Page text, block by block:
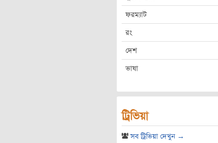
ফরম্যাট
রং
দেশ
ভাষা
ট্রিভিয়া
সব ট্রিভিয়া দেখুন →